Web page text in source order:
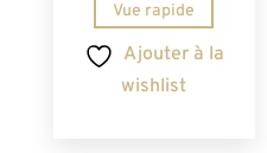
Vue rapide
Ajouter à la
wishlist